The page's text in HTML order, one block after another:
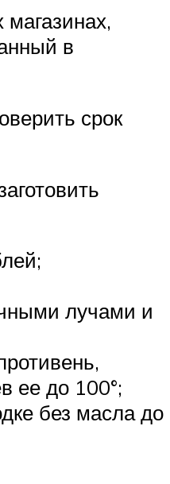
в
срок
лучами и
ее до 100°;
без масла до